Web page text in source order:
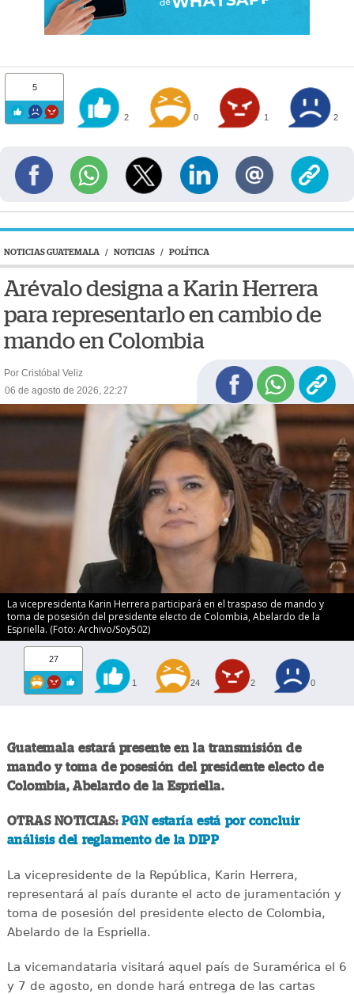
5
2 0 1 2
NOTICIAS GUATEMALA / NOTICIAS / POLÍTICA
Arévalo designa a Karin Herrera
para representarlo en cambio de
mando en Colombia
Por Cristóbal Veliz
06 de agosto de 2026, 22:27
La vicepresidenta Karin Herrera participará en el traspaso de mando y
toma de posesión del presidente electo de Colombia, Abelardo de la
Espriella. (Foto: Archivo/Soy502)
27
1 24 2 0
Guatemala estará presente en la transmisión de
mando y toma de posesión del presidente electo de
Colombia, Abelardo de la Espriella.
OTRAS NOTICIAS: PGN estaría está por concluir
análisis del reglamento de la DIPP
La vicepresidente de la República, Karin Herrera,
representará al país durante el acto de juramentación y
toma de posesión del presidente electo de Colombia,
Abelardo de la Espriella.
La vicemandataria visitará aquel país de Suramérica el 6
y 7 de agosto, en donde hará entrega de las cartas